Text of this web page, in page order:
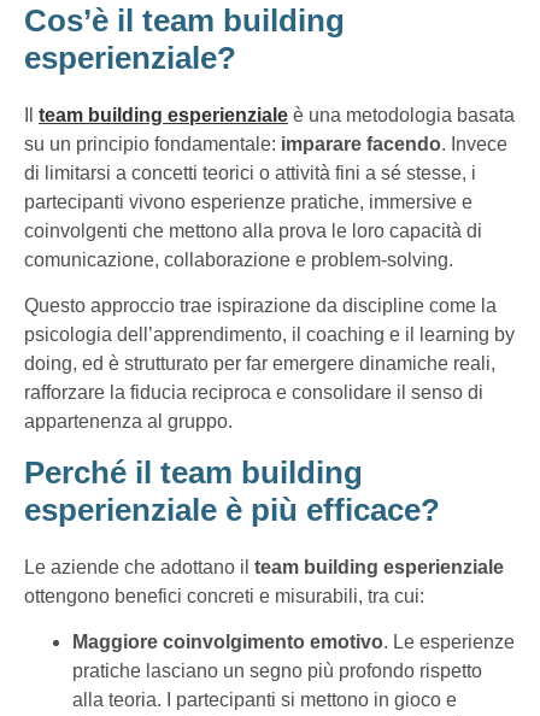
Cos’è il team building
esperienziale?
team building esperienziale è una metodologia basata
su un principio fondamentale: imparare facendo. Invece
di limitarsi a concetti teorici o attività fini a sé stesse, i
partecipanti vivono esperienze pratiche, immersive e
coinvolgenti che mettono alla prova le loro capacità di
comunicazione, collaborazione e problem-solving.
Questo approccio trae ispirazione da discipline come la
psicologia dell’apprendimento, il coaching e il learning by
doing, ed è strutturato per far emergere dinamiche reali,
rafforzare la fiducia reciproca e consolidare il senso di
appartenenza al gruppo.
Perché il team building
esperienziale è più efficace?
Le aziende che adottano il team building esperienziale
ottengono benefici concreti e misurabili, tra cui:
Maggiore coinvolgimento emotivo. Le esperienze
pratiche lasciano un segno più profondo rispetto
alla teoria. I partecipanti si mettono in gioco e